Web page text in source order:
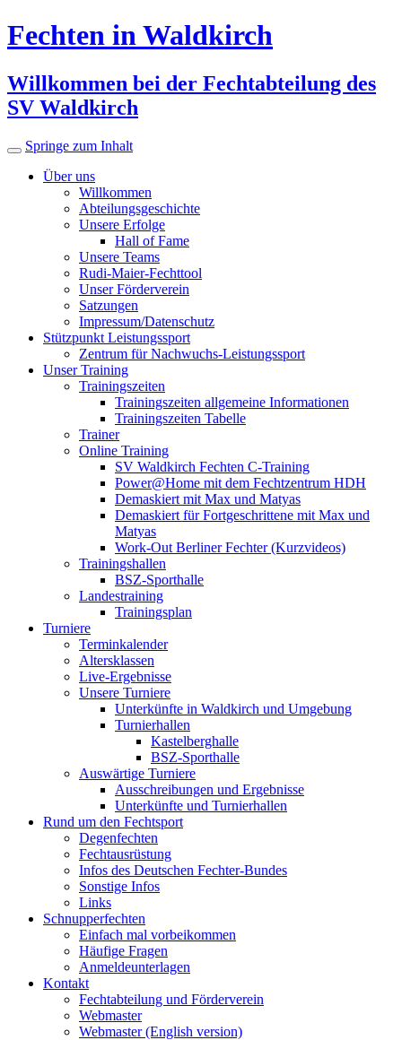
Fechten in Waldkirch
Willkommen bei der Fechtabteilung des
SV Waldkirch
Springe zum Inhalt
Über uns
Willkommen
Abteilungsgeschichte
Unsere Erfolge
Hall of Fame
Unsere Teams
Rudi-Maier-Fechttool
Unser Förderverein
Satzungen
Impressum/Datenschutz
Stützpunkt Leistungssport
Zentrum für Nachwuchs-Leistungssport
Unser Training
Trainingszeiten
Trainingszeiten allgemeine Informationen
Trainingszeiten Tabelle
Trainer
Online Training
SV Waldkirch Fechten C-Training
Power@Home mit dem Fechtzentrum HDH
Demaskiert mit Max und Matyas
Demaskiert für Fortgeschrittene mit Max und
Matyas
Work-Out Berliner Fechter (Kurzvideos)
Trainingshallen
BSZ-Sporthalle
Landestraining
Trainingsplan
Turniere
Terminkalender
Altersklassen
Live-Ergebnisse
Unsere Turniere
Unterkünfte in Waldkirch und Umgebung
Turnierhallen
Kastelberghalle
BSZ-Sporthalle
Auswärtige Turniere
Ausschreibungen und Ergebnisse
Unterkünfte und Turnierhallen
Rund um den Fechtsport
Degenfechten
Fechtausrüstung
Infos des Deutschen Fechter-Bundes
Sonstige Infos
Links
Schnupperfechten
Einfach mal vorbeikommen
Häufige Fragen
Anmeldeunterlagen
Kontakt
Fechtabteilung und Förderverein
Webmaster
Webmaster (English version)